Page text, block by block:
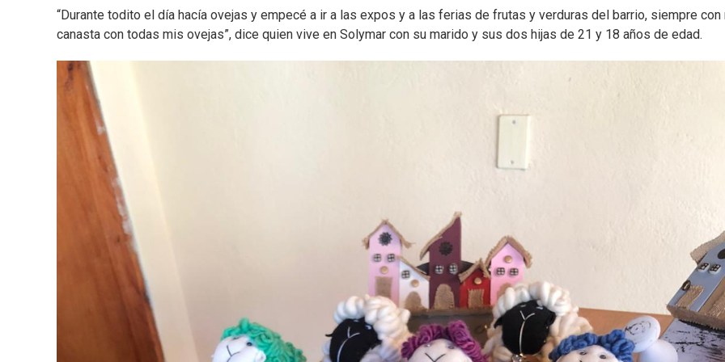
“Durante todito el día hacía ovejas y empecé a ir a las expos y a las ferias de frutas y verduras del barrio, siempre con
canasta con todas mis ovejas”, dice quien vive en Solymar con su marido y sus dos hijas de 21 y 18 años de edad.